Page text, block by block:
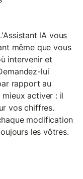
IA vous
même que vous
intervenir et
lui
rapport au
activer : il
vos chiffres.
modification
les vôtres.